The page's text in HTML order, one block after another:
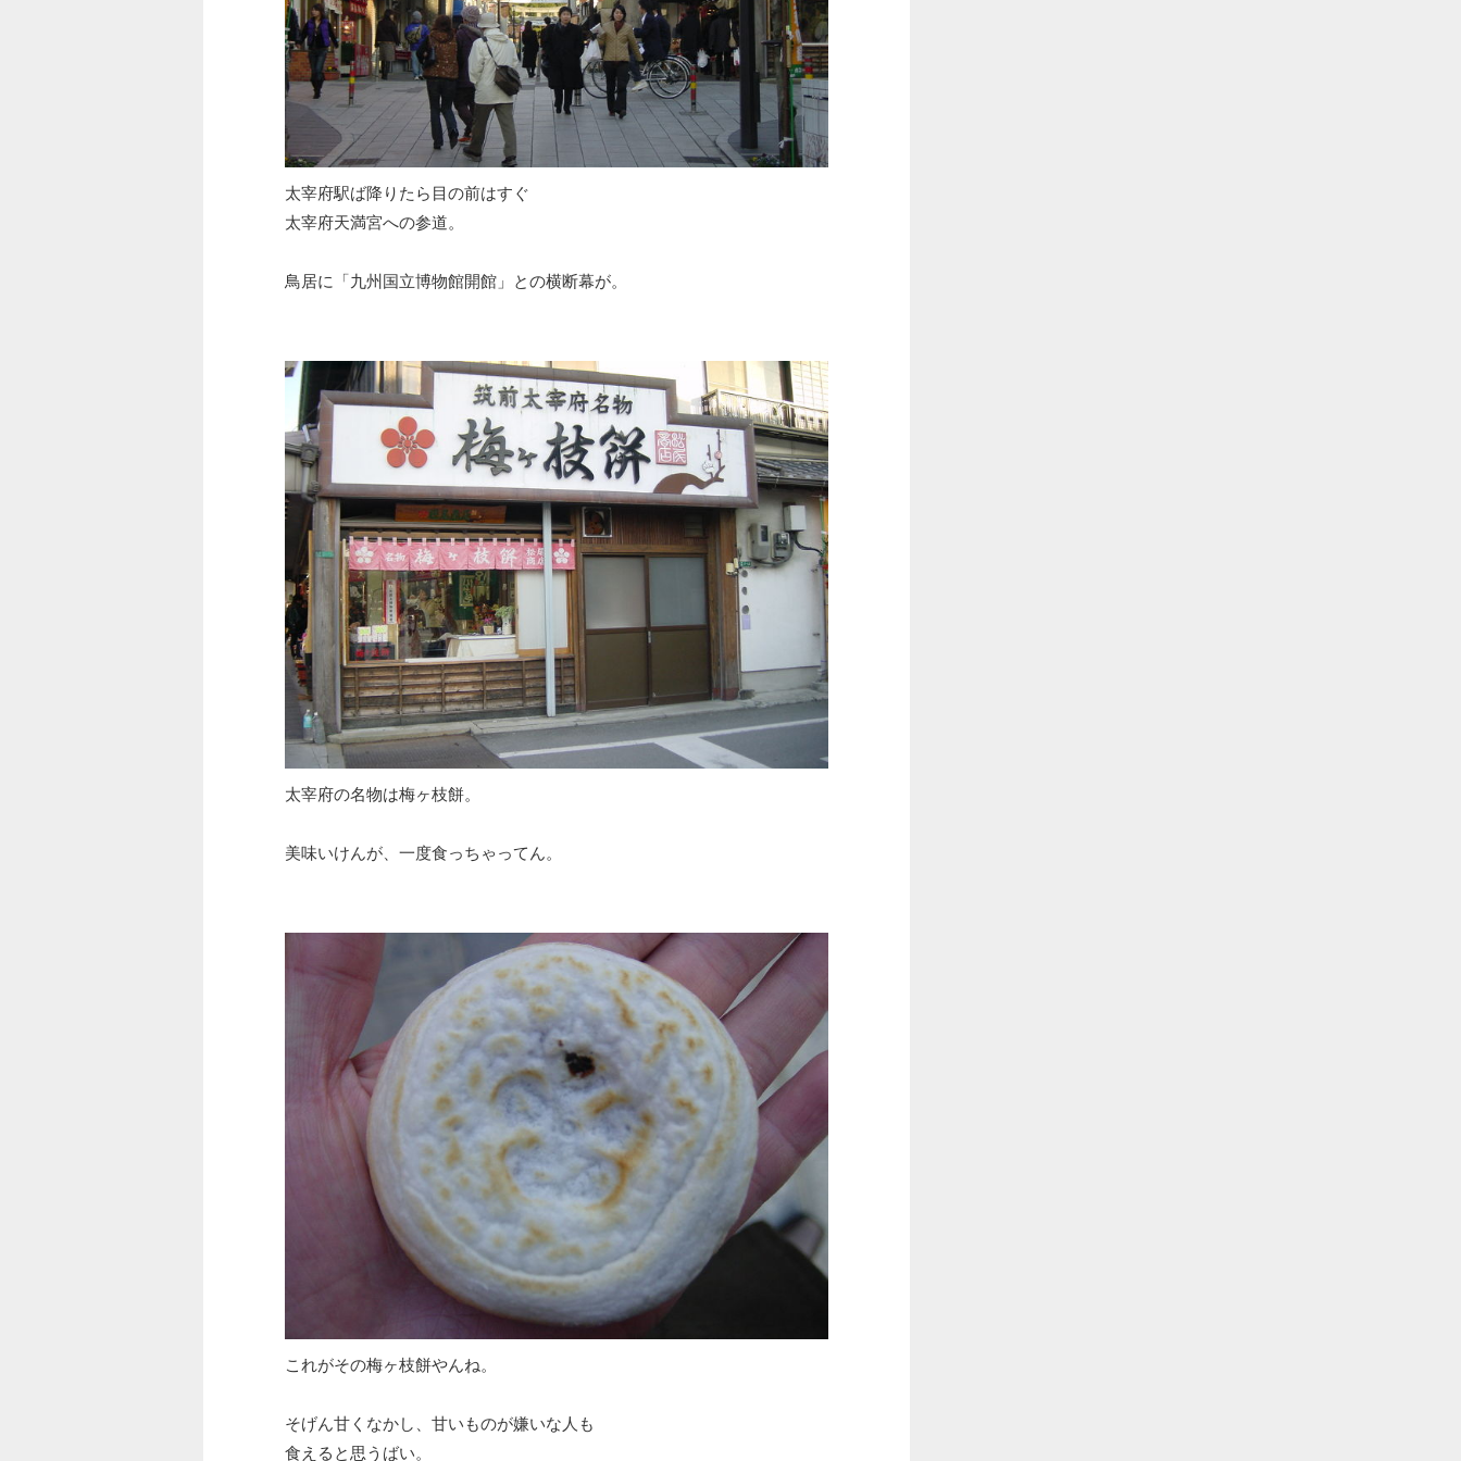
太宰府駅ば降りたら目の前はすぐ
太宰府天満宮への参道。
鳥居に「九州国立博物館開館」との横断幕が。
太宰府の名物は梅ヶ枝餅。
美味いけんが、一度食っちゃってん。
これがその梅ヶ枝餅やんね。
そげん甘くなかし、甘いものが嫌いな人も
食えると思うばい。